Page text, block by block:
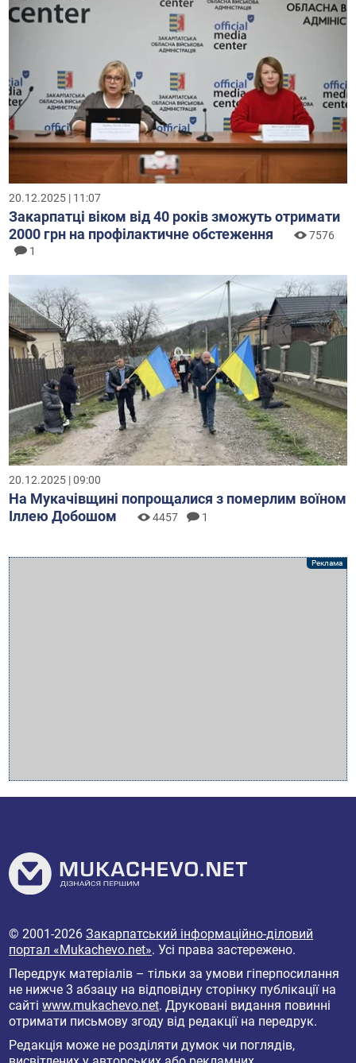
20.12.2025 | 11:07
Закарпатці віком від 40 років зможуть отримати
2000 грн на профілактичне обстеження
7576
1
20.12.2025 | 09:00
На Мукачівщині попрощалися з померлим воїном
Іллею Добошом
4457 1
© 2001-2026Закарпатський інформаційно-діловий
портал «Mukachevo.net». Усі права застережено.
Передрук матеріалів – тільки за умови гіперпосилання
не нижче 3 абзацу на відповідну сторінку публікації на
сайтіwww.mukachevo.net. Друковані видання повинні
отримати письмову згоду від редакції на передрук.
Редакція може не розділяти думок чи поглядів,